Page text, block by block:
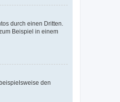
durch einen Dritten.
Beispiel in einem
den